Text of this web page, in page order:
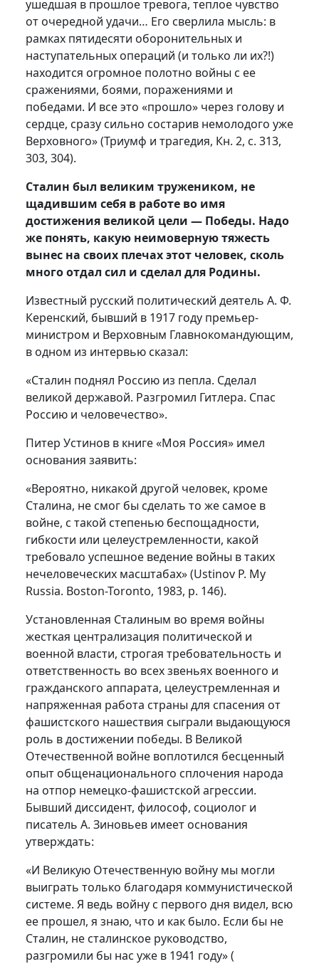
ушедшая в прошлое тревога, теплое чувство
от очередной удачи… Его сверлила мысль: в
рамках пятидесяти оборонительных и
наступательных операций (и только ли их?!)
находится огромное полотно войны с ее
сражениями, боями, поражениями и
победами. И все это «прошло» через голову и
сердце, сразу сильно состарив немолодого уже
Верховного» (Триумф и трагедия, Кн. 2, с. 313,
303, 304).
Сталин был великим тружеником, не
щадившим себя в работе во имя
достижения великой цели — Победы. Надо
же понять, какую неимоверную тяжесть
вынес на своих плечах этот человек, сколь
много отдал сил и сделал для Родины.
Известный русский политический деятель А. Ф.
Керенский, бывший в 1917 году премьер-
министром и Верховным Главнокомандующим,
в одном из интервью сказал:
«Сталин поднял Россию из пепла. Сделал
великой державой. Разгромил Гитлера. Спас
Россию и человечество».
Питер Устинов в книге «Моя Россия» имел
основания заявить:
«Вероятно, никакой другой человек, кроме
Сталина, не смог бы сделать то же самое в
войне, с такой степенью беспощадности,
гибкости или целеустремленности, какой
требовало успешное ведение войны в таких
нечеловеческих масштабах» (Ustinov Р. My
Russia. Boston-Torontо, 1983, р. 146).
Установленная Сталиным во время войны
жесткая централизация политической и
военной власти, строгая требовательность и
ответственность во всех звеньях военного и
гражданского аппарата, целеустремленная и
напряженная работа страны для спасения от
фашистского нашествия сыграли выдающуюся
роль в достижении победы. В Великой
Отечественной войне воплотился бесценный
опыт общенационального сплочения народа
на отпор немецко-фашистской агрессии.
Бывший диссидент, философ, социолог и
писатель А. Зиновьев имеет основания
утверждать:
«И Великую Отечественную войну мы могли
выиграть только благодаря коммунистической
системе. Я ведь войну с первого дня видел, всю
ее прошел, я знаю, что и как было. Если бы не
Сталин, не сталинское руководство,
разгромили бы нас уже в 1941 году» (